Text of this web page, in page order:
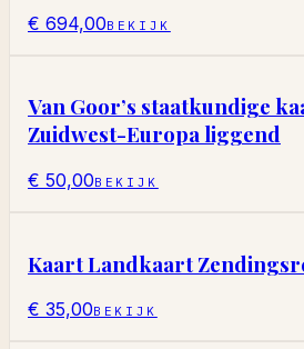
€ 694,00BEKIJK
Van Goor’s staatkundige
Zuidwest-Europa liggend
€ 50,00BEKIJK
Kaart Landkaart
€ 35,00BEKIJK